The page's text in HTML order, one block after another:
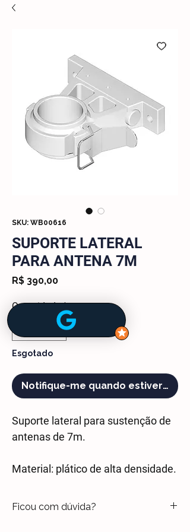
SKU: WB00616
SUPORTE LATERAL
PARA ANTENA 7M
R$ 390,00Preço
Quantidade *
Esgotado
Notifique-me quando estiver
Suporte lateral para sustenção de
antenas de 7m.
Material: plático de alta densidade.
Ficou com dúvida?